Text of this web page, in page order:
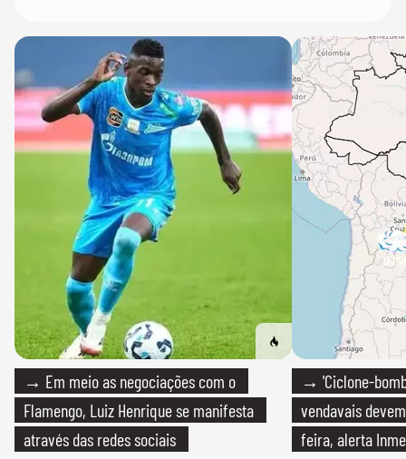
→ Em meio as negociações com o
Flamengo, Luiz Henrique se manifesta
através das redes sociais
→ 'Ciclone-
vendavais
feira, alerta